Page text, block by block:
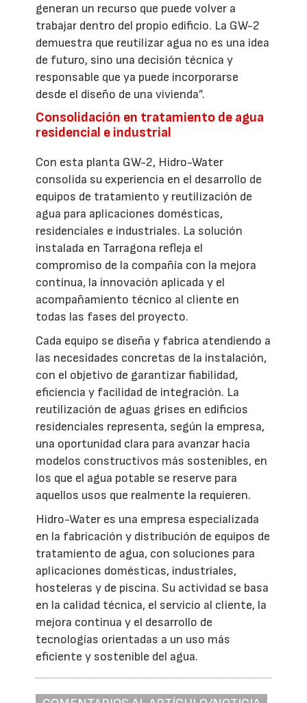
generan un recurso que puede volver a
trabajar dentro del propio edificio. La GW-2
demuestra que reutilizar agua no es una idea
de futuro, sino una decisión técnica y
responsable que ya puede incorporarse
desde el diseño de una vivienda”.
Consolidación en tratamiento de agua
residencial e industrial
Con esta planta GW-2, Hidro-Water
consolida su experiencia en el desarrollo de
equipos de tratamiento y reutilización de
agua para aplicaciones domésticas,
residenciales e industriales. La solución
instalada en Tarragona refleja el
compromiso de la compañía con la mejora
continua, la innovación aplicada y el
acompañamiento técnico al cliente en
todas las fases del proyecto.
Cada equipo se diseña y fabrica atendiendo a
las necesidades concretas de la instalación,
con el objetivo de garantizar fiabilidad,
eficiencia y facilidad de integración. La
reutilización de aguas grises en edificios
residenciales representa, según la empresa,
una oportunidad clara para avanzar hacia
modelos constructivos más sostenibles, en
los que el agua potable se reserve para
aquellos usos que realmente la requieren.
Hidro-Water es una empresa especializada
en la fabricación y distribución de equipos de
tratamiento de agua, con soluciones para
aplicaciones domésticas, industriales,
hosteleras y de piscina. Su actividad se basa
en la calidad técnica, el servicio al cliente, la
mejora continua y el desarrollo de
tecnologías orientadas a un uso más
eficiente y sostenible del agua.